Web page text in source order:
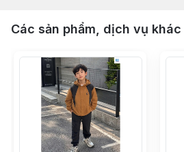
Các sản phẩm, dịch vụ khác